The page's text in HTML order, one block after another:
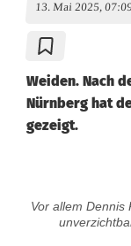
13. Mai 2025,
Weiden. Nach
Nürnberg hat
gezeigt.
Vor allem Dennis